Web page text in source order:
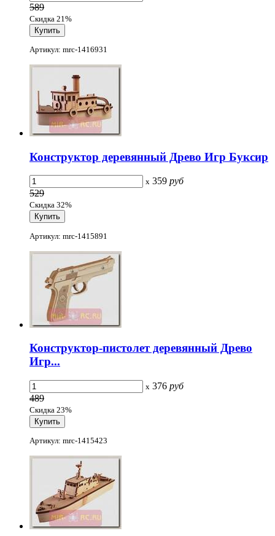
589
Скидка 21%
Артикул: mrc-1416931
Конструктор деревянный Древо Игр Буксир
x 359 руб
529
Скидка 32%
Артикул: mrc-1415891
Конструктор-пистолет деревянный Древо
Игр...
x 376 руб
489
Скидка 23%
Артикул: mrc-1415423